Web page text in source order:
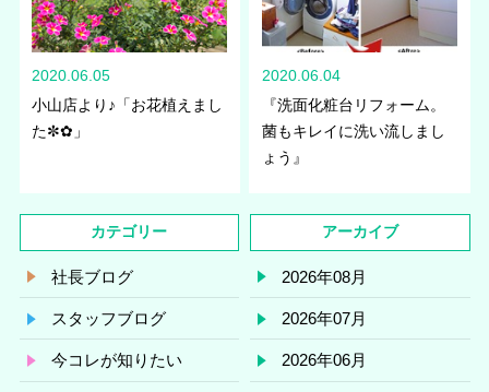
2020.06.05
小山店より♪「お花植えまし
た✼✿」
2020.06.04
『洗面化粧台リフォーム。
菌もキレイに洗い流しまし
ょう』
カテゴリー
社長ブログ
スタッフブログ
今コレが知りたい
アーカイブ
2026年08月
2026年07月
2026年06月